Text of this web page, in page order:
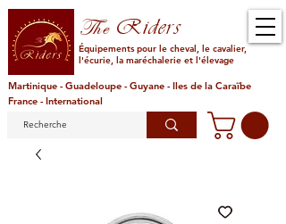
TheRiders
Équipements pour le cheval, le cavalier,
l'écurie, la maréchalerie et l'élevage
Martinique - Guadeloupe - Guyane - Iles de la Caraïbe
France - International